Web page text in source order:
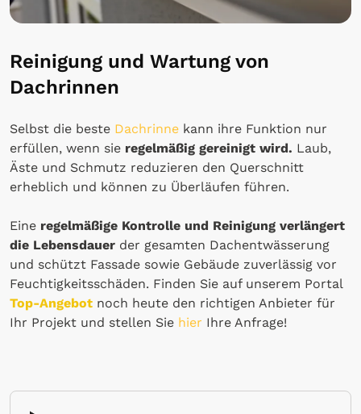
Reinigung und Wartung von
Dachrinnen
Selbst die beste Dachrinne kann ihre Funktion nur
erfüllen, wenn sie regelmäßig gereinigt wird. Laub,
Äste und Schmutz reduzieren den Querschnitt
erheblich und können zu Überläufen führen.
Eine regelmäßige Kontrolle und Reinigung verlängert
die Lebensdauer der gesamten Dachentwässerung
und schützt Fassade sowie Gebäude zuverlässig vor
Feuchtigkeitsschäden. Finden Sie auf unserem Portal
Top-Angebot noch heute den richtigen Anbieter für
Ihr Projekt und stellen Sie hier Ihre Anfrage!